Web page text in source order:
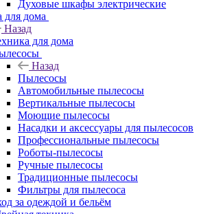
Духовые шкафы электрические
для дома
Назад
для дома
Назад
Пылесосы
Автомобильные пылесосы
Вертикальные пылесосы
Моющие пылесосы
Насадки и аксессуары для пылесосов
Профессиональные пылесосы
Роботы-пылесосы
Ручные пылесосы
Традиционные пылесосы
Фильтры для пылесоса
за одеждой и бельём